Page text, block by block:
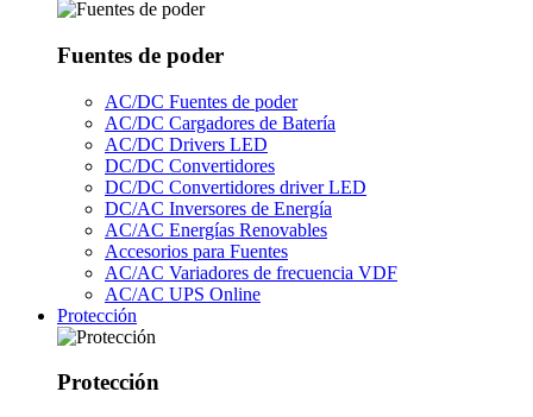
Fuentes de poder
AC/DC Fuentes de poder
AC/DC Cargadores de Batería
AC/DC Drivers LED
DC/DC Convertidores
DC/DC Convertidores driver LED
DC/AC Inversores de Energía
AC/AC Energías Renovables
Accesorios para Fuentes
AC/AC Variadores de frecuencia VDF
AC/AC UPS Online
Protección
Protección